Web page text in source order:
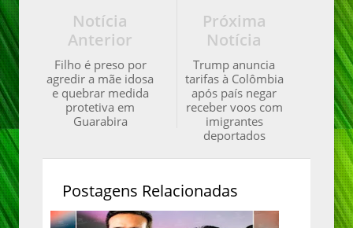
Próxima
Notícia
Trump anuncia
tarifas à Colômbia
após país negar
receber voos com
imigrantes
deportados
Notícia
Anterior
Filho é preso por
agredir a mãe idosa
e quebrar medida
protetiva em
Guarabira
Postagens Relacionadas